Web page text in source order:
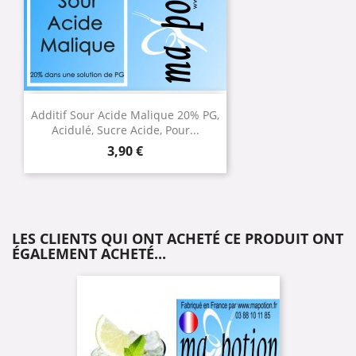
Additif Sour Acide Malique 20% PG,
Acidulé, Sucre Acide, Pour...
Prix
3,90 €
LES CLIENTS QUI ONT ACHETÉ CE PRODUIT ONT
ÉGALEMENT ACHETÉ...